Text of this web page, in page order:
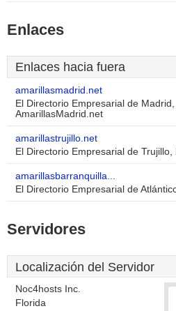
Enlaces
Enlaces hacia fuera
amarillasmadrid.net
El Directorio Empresarial de
AmarillasMadrid.net
amarillastrujillo.net
El Directorio Empresarial de
amarillasbarranquilla...
El Directorio Empresarial de
Servidores
Localización del Servidor
Noc4hosts Inc.
Florida